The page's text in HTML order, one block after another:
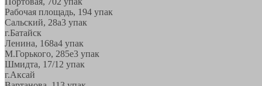
Рабочая площадь, 194 упак
Сальский, 28a3 упак
г.Батайск
Ленина, 168а4 упак
М.Горького, 285е3 упак
Шмидта, 17/1 2 упак
г.Аксай